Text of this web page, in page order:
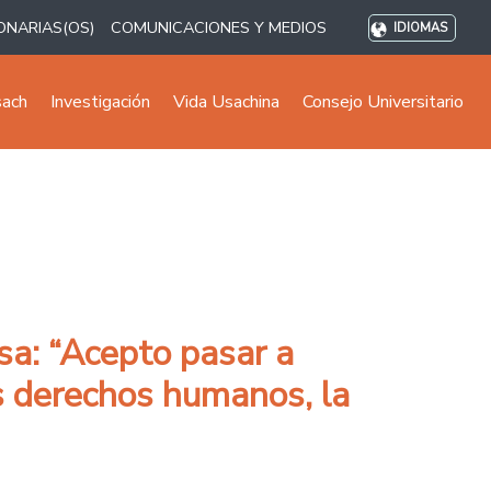
COMUNICACIONES Y MEDIOS IDIOMAS
Investigación Vida Usachina Consejo Universitario
“Acepto pasar a
humanos, la